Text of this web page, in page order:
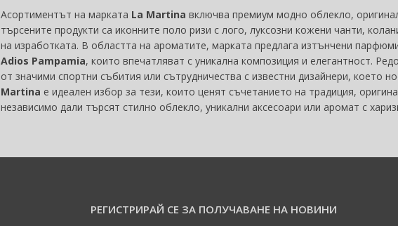
Асортиментът на марката La Martina включва премиум модно облекло,
търсените продукти са иконните поло ризи с лого, луксозни кожени чанти,
на изработката. В областта на ароматите, марката предлага изтънчени
Adios Pampamia, които впечатляват с уникална композиция и елегантност.
от значими спортни събития или сътрудничества с известни дизайнери, което
Martina е идеален избор за тези, които ценят съчетанието на традиция,
независимо дали търсят стилно облекло, уникални аксесоари или аромат с
РЕГИСТРИРАЙ СЕ ЗА ПОЛУЧАВАНЕ НА НОВИНИ